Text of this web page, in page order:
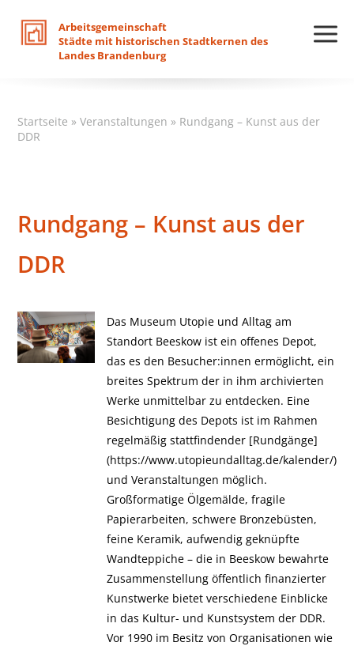
Arbeitsgemeinschaft
Städte mit historischen Stadtkernen des
Landes Brandenburg
Startseite »Veranstaltungen » Rundgang – Kunst aus der
DDR
Rundgang – Kunst aus der
DDR
Das Museum Utopie und Alltag am
Standort Beeskow ist ein offenes Depot,
das es den Besucher:innen ermöglicht, ein
breites Spektrum der in ihm archivierten
Werke unmittelbar zu entdecken. Eine
Besichtigung des Depots ist im Rahmen
regelmäßig stattfindender [Rundgänge]
(https://www.utopieundalltag.de/kalender/)
und Veranstaltungen möglich.
Großformatige Ölgemälde, fragile
Papierarbeiten, schwere Bronzebüsten,
feine Keramik, aufwendig geknüpfte
Wandteppiche – die in Beeskow bewahrte
Zusammenstellung öffentlich finanzierter
Kunstwerke bietet verschiedene Einblicke
in das Kultur-​ und Kunstsystem der DDR.
Vor 1990 im Besitz von Organisationen wie